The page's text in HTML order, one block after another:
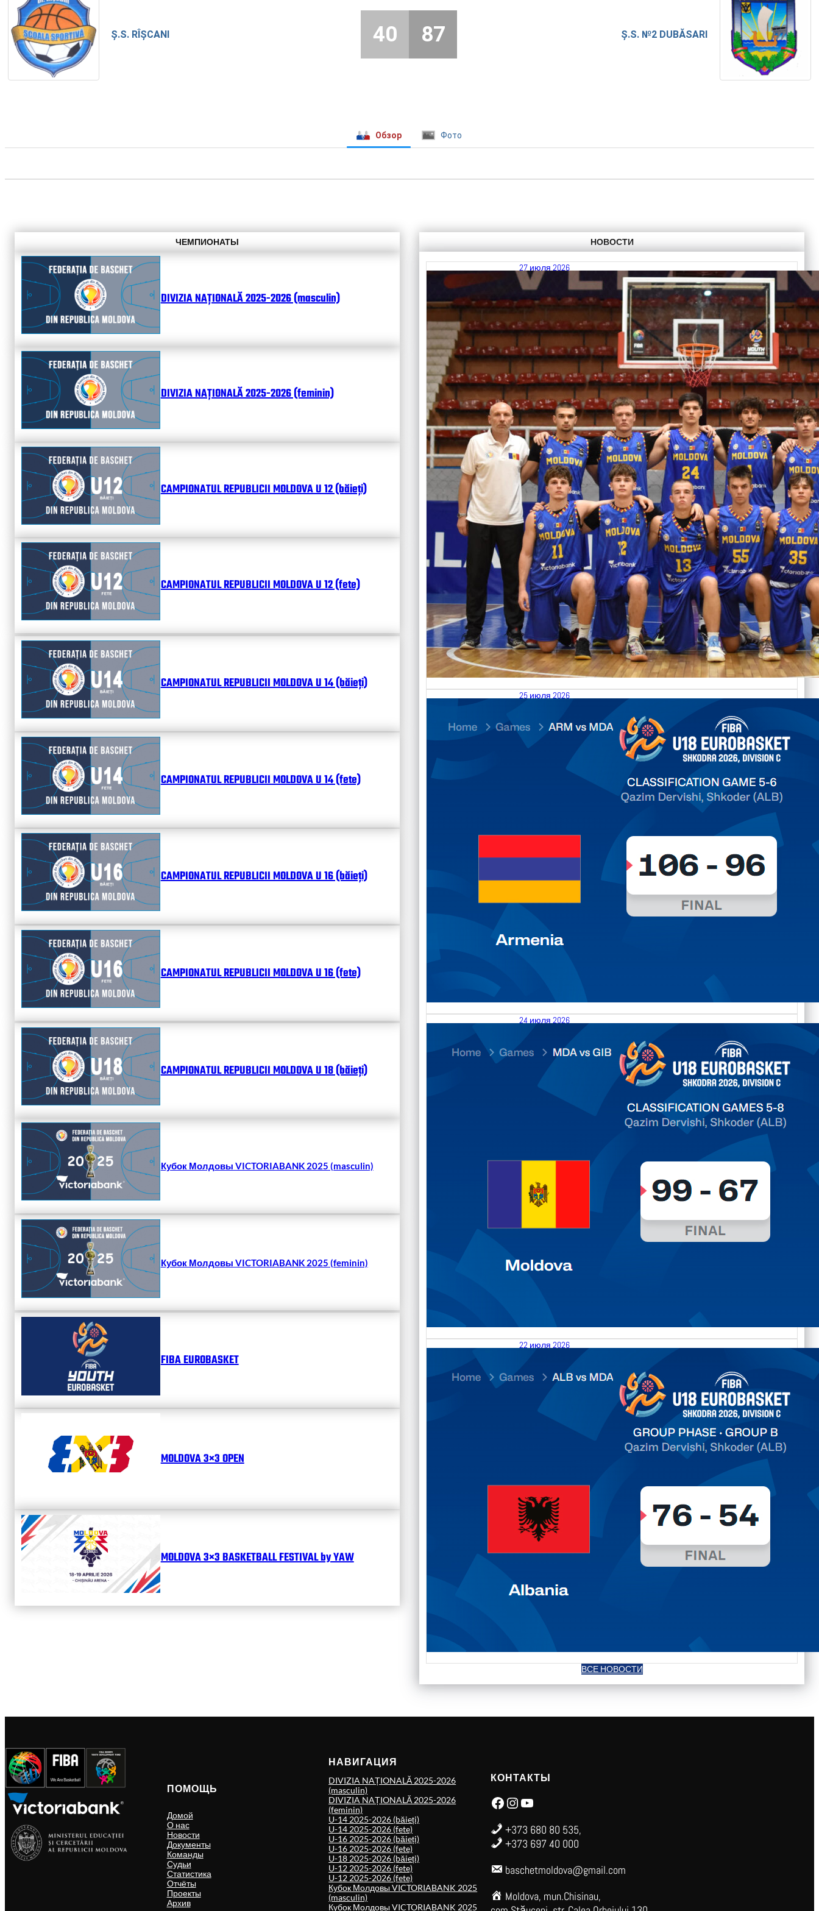
Ș.S. RÎȘCANI Ș.S. №2 DUBĂSARI
40 87
Обзор Фото
ЧЕМПИОНАТЫ
DIVIZIA NAȚIONALĂ 2025-2026 (masculin)
DIVIZIA NAȚIONALĂ 2025-2026 (feminin)
CAMPIONATUL REPUBLICII MOLDOVA U 12 (băieți)
CAMPIONATUL REPUBLICII MOLDOVA U 12 (fete)
CAMPIONATUL REPUBLICII MOLDOVA U 14 (băieți)
CAMPIONATUL REPUBLICII MOLDOVA U 14 (fete)
CAMPIONATUL REPUBLICII MOLDOVA U 16 (băieți)
CAMPIONATUL REPUBLICII MOLDOVA U 16 (fete)
CAMPIONATUL REPUBLICII MOLDOVA U 18 (băieți)
Кубок Молдовы VICTORIABANK 2025 (masculin)
Кубок Молдовы VICTORIABANK 2025 (feminin)
FIBA EUROBASKET
MOLDOVA 3×3 OPEN
MOLDOVA 3×3 BASKETBALL FESTIVAL by YAW
НОВОСТИ
27 июля 2026
Итоги FIBA U18 EuroBasket 2026, Division C
25 июля 2026
26.07.2026 Armenia vs Moldova FIBA U18 EuroBasket 2026,
Division C
Читать далее
24 июля 2026
25.07.2026 Moldova vs Gibraltar FIBA U18 EuroBasket 2026,
Division C
Читать далее
22 июля 2026
23.07.2026 Albania vs Moldova FIBA U18 EuroBasket 2026,
Division C
Читать далее
ВСЕ НОВОСТИ
ПОМОЩЬ
Домой
О нас
Новости
Документы
Команды
Судьи
Статистика
Отчёты
Проекты
Архив
НАВИГАЦИЯ
DIVIZIA NAȚIONALĂ 2025-2026
(masculin)
DIVIZIA NAȚIONALĂ 2025-2026
(feminin)
U-14 2025-2026 (băieți)
U-14 2025-2026 (fete)
U-16 2025-2026 (băieți)
U-16 2025-2026 (fete)
U-18 2025-2026 (băieți)
U-12 2025-2026 (fete)
U-12 2025-2026 (fete)
Кубок Молдовы VICTORIABANK 2025
(masculin)
Кубок Молдовы VICTORIABANK 2025
КОНТАКТЫ
Facebook Instagram YouTube
+373 680 80 535,
+373 697 40 000
baschetmoldova@gmail.com
Moldova, mun.Chisinau,